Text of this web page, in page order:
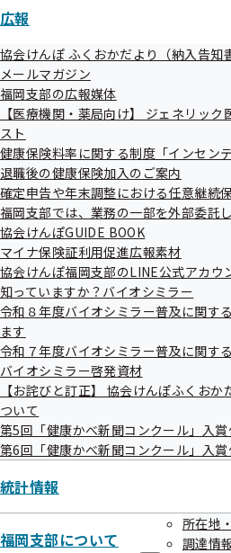
広報
協会けんぽ ふくおかだより（納入告知
メールマガジン
福岡支部の広報媒体
【医療機関・薬局向け】 ジェネリッ
スト
健康保険料率に関する制度「インセン
退職後の健康保険加入のご案内
確定申告や年末調整における任意継続
福岡支部では、業務の一部を外部委託
協会けんぽGUIDE BOOK
マイナ保険証利用促進広報素材
協会けんぽ福岡支部のLINE公式アカウ
知っていますか？バイオシミラー
令和８年度バイオシミラー普及に関す
ます
令和７年度バイオシミラー普及に関す
バイオシミラー啓発資材
【お詫びと訂正】 協会けんぽふくお
ついて
第5回「健康かべ新聞コンクール」入賞
第6回「健康かべ新聞コンクール」入賞
統計情報
福岡支部について
所在地
調達情
傍聴を希望される方は、7月12日
事業所名、氏名および連絡先を
せください。
（傍聴希望多数の場合、抽選とな
できない方にはご連絡申し上げま
報道関係者によるカメラ撮りは、
傍聴希望申し込みFAX用紙
担当
全国健康保険協会福岡支部 事務局
担当者 山﨑（ヤマサキ）・吉田
電話 092-283-7621
（自動音声案内に従って、最初の
ボタンの「2」を、次のアナウン
ただくと、担当部署につながりま
FAX 092-283-7629